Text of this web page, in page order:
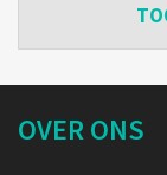
OVER ONS